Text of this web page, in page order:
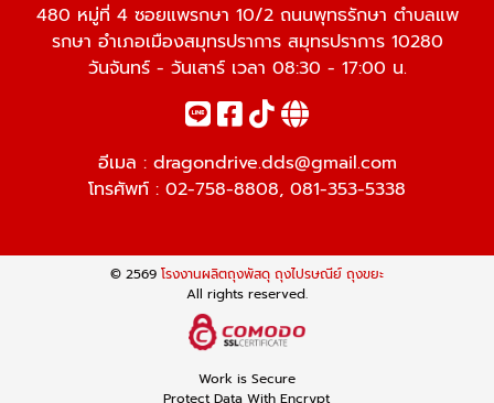
480 หมู่ที่ 4 ซอยแพรกษา 10/2 ถนนพุทธรักษา ตำบลแพ
รกษา อำเภอเมืองสมุทรปราการ สมุทรปราการ 10280
วันจันทร์ - วันเสาร์ เวลา 08:30 - 17:00 น.
อีเมล : dragondrive.dds@gmail.com
โทรศัพท์ : 02-758-8808, 081-353-5338
© 2569 โรงงานผลิตถุงพัสดุ ถุงไปรษณีย์ ถุงขยะ
All rights reserved.
Work is Secure
Protect Data With Encrypt